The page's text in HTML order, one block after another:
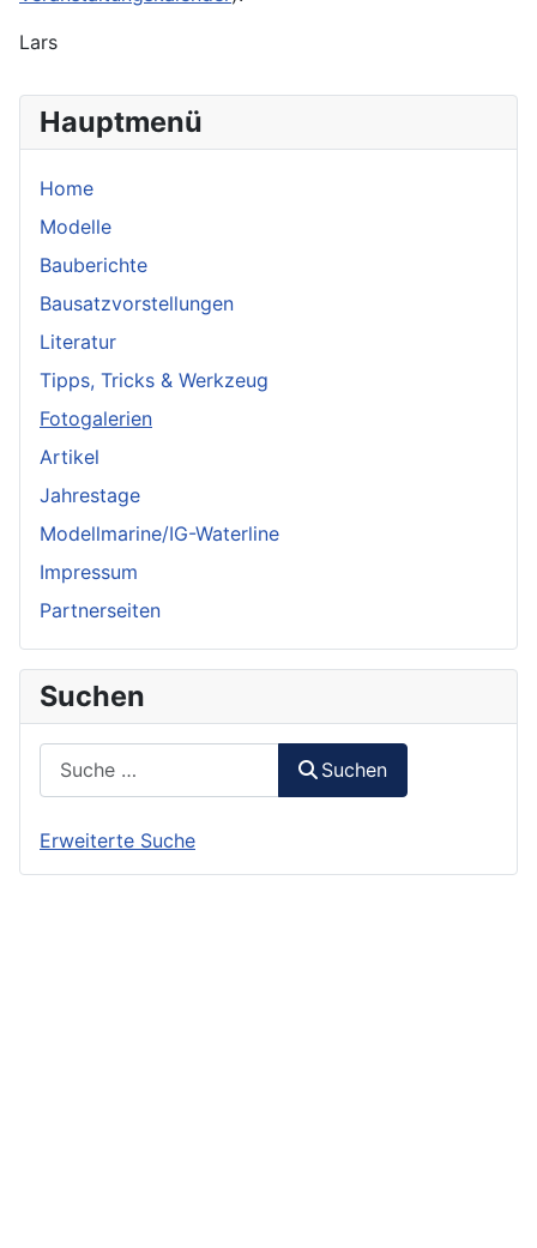
Hauptmenü
Home
Modelle
Bauberichte
Bausatzvorstellungen
Literatur
Tipps, Tricks & Werkzeug
Fotogalerien
Artikel
Jahrestage
Modellmarine/IG-Waterline
Impressum
Partnerseiten
Suchen
Suchen
Erweiterte Suche
Lars